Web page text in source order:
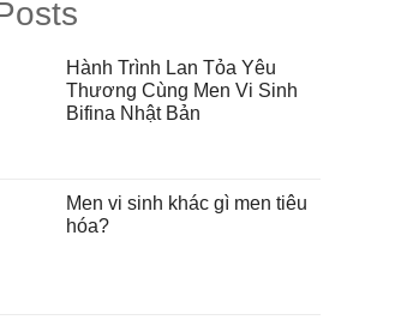
Hành Trình Lan Tỏa Yêu
Thương Cùng Men Vi Sinh
Bifina Nhật Bản
Men vi sinh khác gì men tiêu
hóa?